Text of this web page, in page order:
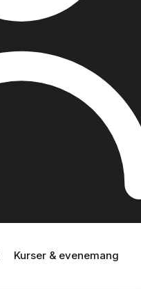
Kurser & evenemang